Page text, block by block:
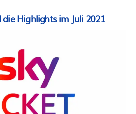
die Highlights im Juli 2021